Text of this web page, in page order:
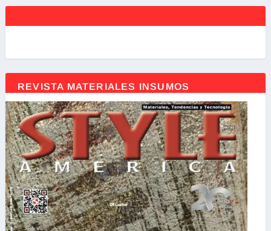
REVISTA MATERIALES INSUMOS